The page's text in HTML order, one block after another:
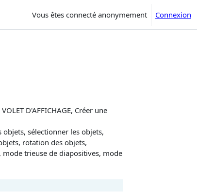
Vous êtes connecté anonymement Connexion
D'AFFICHAGE, Créer une
sélectionner les objets,
rotation des objets,
trieuse de diapositives, mode